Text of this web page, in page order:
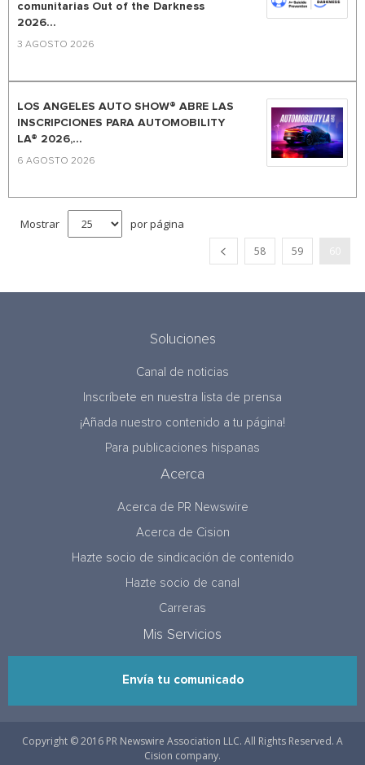
comunitarias Out of the Darkness
2026...
3 AGOSTO 2026
LOS ANGELES AUTO SHOW® ABRE LAS
INSCRIPCIONES PARA AUTOMOBILITY
LA® 2026,...
6 AGOSTO 2026
Mostrar por página
58 59
Soluciones
Canal de noticias
Inscríbete en nuestra lista de prensa
¡Añada nuestro contenido a tu página!
Para publicaciones hispanas
Acerca
Acerca de PR Newswire
Acerca de Cision
Hazte socio de sindicación de contenido
Hazte socio de canal
Carreras
Mis Servicios
Envía tu comunicado
Copyright © 2016 PR Newswire Association LLC. All Rights Reserved. A
Cision company.